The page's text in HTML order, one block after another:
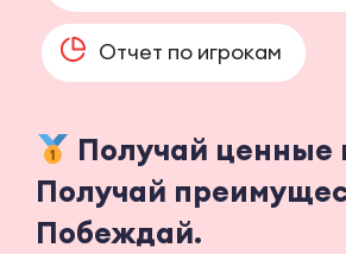
Отчет по игрокам
Получай ценные
Получай
Побеждай.